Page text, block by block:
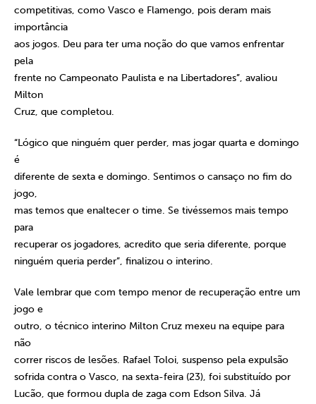
competitivas, como Vasco e Flamengo, pois deram mais
importância
aos jogos. Deu para ter uma noção do que vamos enfrentar
pela
frente no Campeonato Paulista e na Libertadores”, avaliou
Milton
Cruz, que completou.
“Lógico que ninguém quer perder, mas jogar quarta e domingo
é
diferente de sexta e domingo. Sentimos o cansaço no fim do
jogo,
mas temos que enaltecer o time. Se tivéssemos mais tempo
para
recuperar os jogadores, acredito que seria diferente, porque
ninguém queria perder”, finalizou o interino.
Vale lembrar que com tempo menor de recuperação entre um
jogo e
outro, o técnico interino Milton Cruz mexeu na equipe para
não
correr riscos de lesões. Rafael Toloi, suspenso pela expulsão
sofrida contra o Vasco, na sexta-feira (23), foi substituído por
Lucão, que formou dupla de zaga com Edson Silva. Já